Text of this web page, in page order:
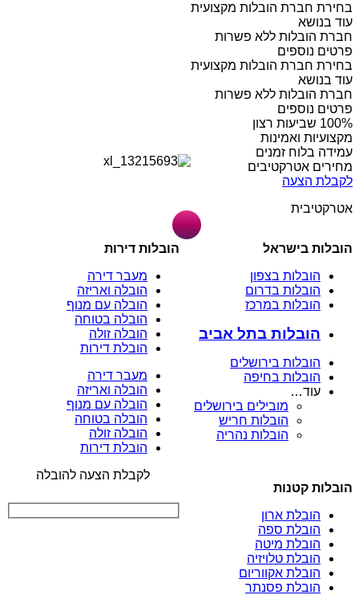
בחירת חברת הובלות מקצועית
עוד בנושא
חברת הובלות ללא פשרות
פרטים נוספים
בחירת חברת הובלות מקצועית
עוד בנושא
חברת הובלות ללא פשרות
פרטים נוספים
מקצועיות ואמינות
עמידה בלוח זמנים
מחירים אטרקטיבים
לקבלת הצעה
אטרקטיבית
הובלות בישראל
הובלות בצפון
הובלות בדרום
הובלות במרכז
הובלות בתל אביב
הובלות בירושלים
הובלות בחיפה
עוד…
מובילים בירושלים
הובלות חריש
הובלות נהריה
הובלות דירות
מעבר דירה
הובלה ואריזה
הובלה עם מנוף
הובלה בטוחה
הובלה זולה
הובלת דירות
מעבר דירה
הובלה ואריזה
הובלה עם מנוף
הובלה בטוחה
הובלה זולה
הובלת דירות
הובלות קטנות
הובלת ארון
הובלת ספה
הובלת מיטה
הובלת טלויזיה
הובלת אקווריום
הובלת פסנתר
לקבלת הצעה להובלה